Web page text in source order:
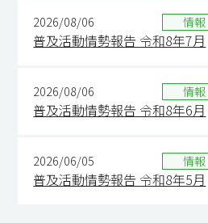
2026/08/06 情報
普及活動情勢報告 令和8年7月
2026/08/06 情報
普及活動情勢報告 令和8年6月
2026/06/05 情報
普及活動情勢報告 令和8年5月